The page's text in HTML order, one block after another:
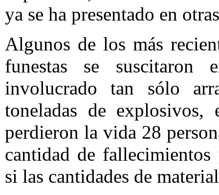
ya se ha presentado en
Algunos de los más
funestas se
involucrado tan sólo
toneladas de explosivos,
perdieron la vida 28
cantidad de fallecimientos
si las cantidades de